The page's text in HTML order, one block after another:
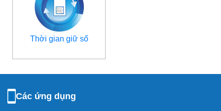
Thời gian giữ số
Các ứng dụng